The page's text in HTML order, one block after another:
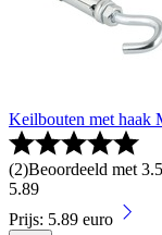
Keilbouten met haak
(2)Beoordeeld met
5.89
Prijs: 5.89 euro